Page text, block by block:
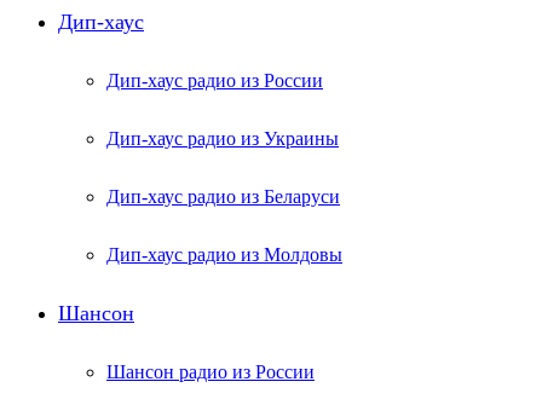
Дип-хаус
Дип-хаус радио из России
Дип-хаус радио из Украины
Дип-хаус радио из Беларуси
Дип-хаус радио из Молдовы
Шансон
Шансон радио из России